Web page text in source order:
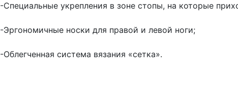
-Специальные укрепления в зоне стопы, на которые
-Эргономичные носки для правой и левой ноги;
-Облегченная система вязания «сетка».